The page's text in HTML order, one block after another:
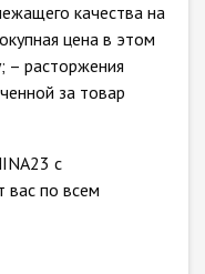
качества на
цена в этом
– расторжения
за товар
с
вас по всем